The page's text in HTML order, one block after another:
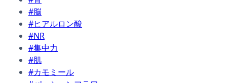
#脳
#ヒアルロン酸
#NR
#集中力
#肌
#カモミール